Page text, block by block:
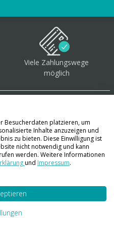
Viele Zahlungswege
möglich
Besucherdaten platzieren, um
Inhalte anzuzeigen und
zu bieten. Diese Einwilligung ist
nicht notwendig und kann
werden. Weitere Informationen
und Impressum.